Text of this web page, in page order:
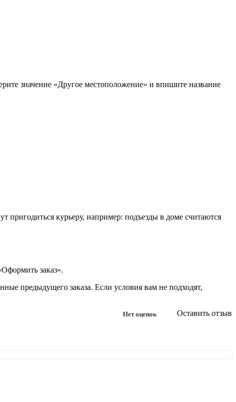
значение «Другое местоположение» и впишите название
пригодиться курьеру, например: подъезды в доме считаются
заказ».
предыдущего заказа. Если условия вам не подходят,
Нет оценок Оставить отзыв